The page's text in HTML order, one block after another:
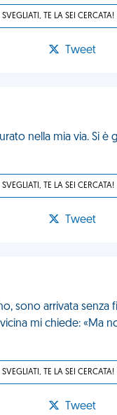
SVEGLIATI, TE LA SEI CERCATA!
Tweet
nella mia via. Si è
SVEGLIATI, TE LA SEI CERCATA!
Tweet
sono arrivata senza
mi chiede: «Ma
SVEGLIATI, TE LA SEI CERCATA!
Tweet